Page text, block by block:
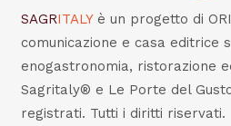
SAGRITALY è un progetto di
comunicazione e casa editrice
enogastronomia, ristorazione
Sagritaly® e Le Porte del
registrati. Tutti i diritti riservati.